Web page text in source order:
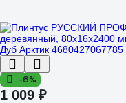
-6%
1 009 ₽